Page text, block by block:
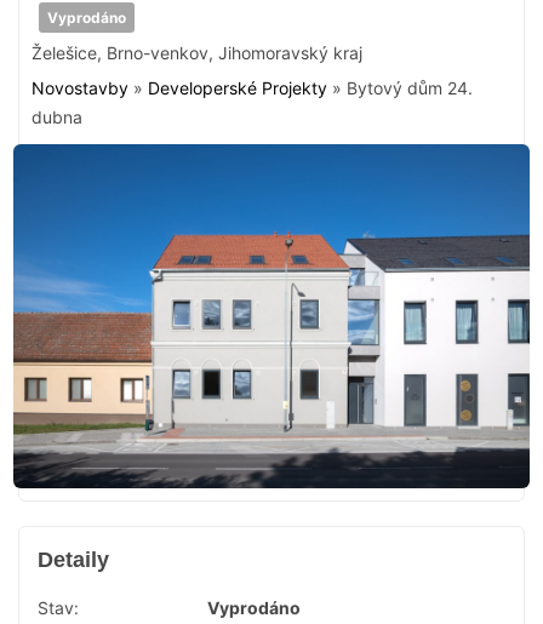
Vyprodáno
Želešice, Brno-venkov, Jihomoravský kraj
Novostavby » Developerské Projekty » Bytový dům 24.
dubna
Detaily
Stav:
Vyprodáno